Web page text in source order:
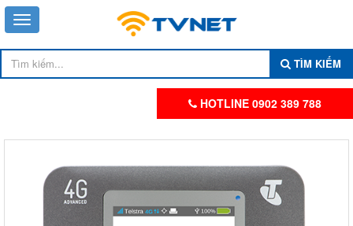
TÌM KIẾM
HOTLINE 0902 389 788